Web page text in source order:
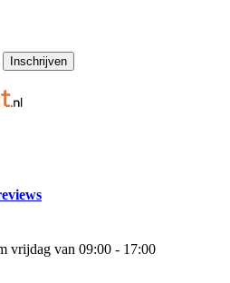
Inschrijven
vrijdag van 09:00 - 17:00